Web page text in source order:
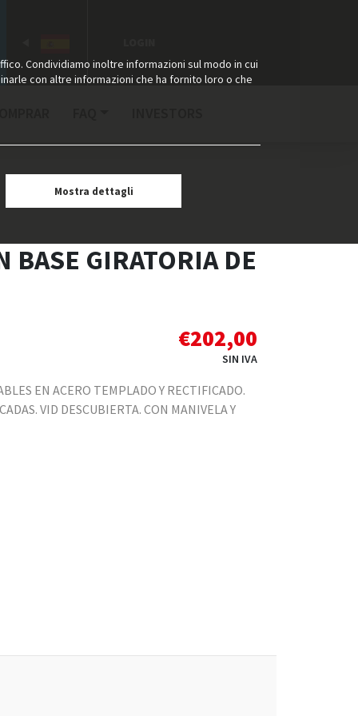
Condividiamo inoltre informazioni sul modo in cui
con altre informazioni che ha fornito loro o che
Mostra dettagli
BASE GIRATORIA DE
€202,00
SIN IVA
EN ACERO TEMPLADO Y RECTIFICADO.
VID DESCUBIERTA. CON MANIVELA Y